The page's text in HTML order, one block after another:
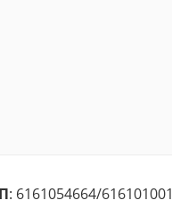
: 6161054664/616101001